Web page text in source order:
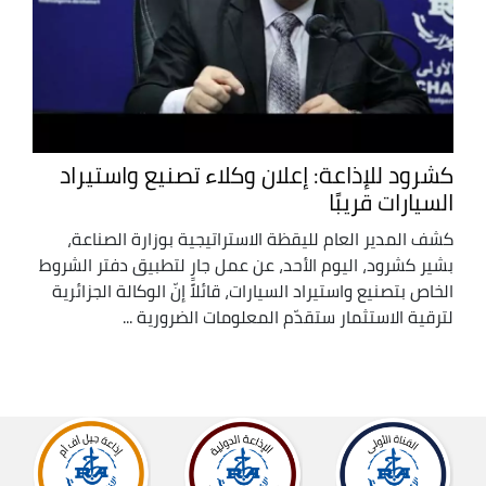
كشرود للإذاعة: إعلان وكلاء تصنيع واستيراد
السيارات قريبًا
كشف المدير العام لليقظة الاستراتيجية بوزارة الصناعة،
بشير كشرود، اليوم الأحد، عن عمل جارٍ لتطبيق دفتر الشروط
الخاص بتصنيع واستيراد السيارات، قائلاً إنّ الوكالة الجزائرية
لترقية الاستثمار ستقدّم المعلومات الضرورية ...